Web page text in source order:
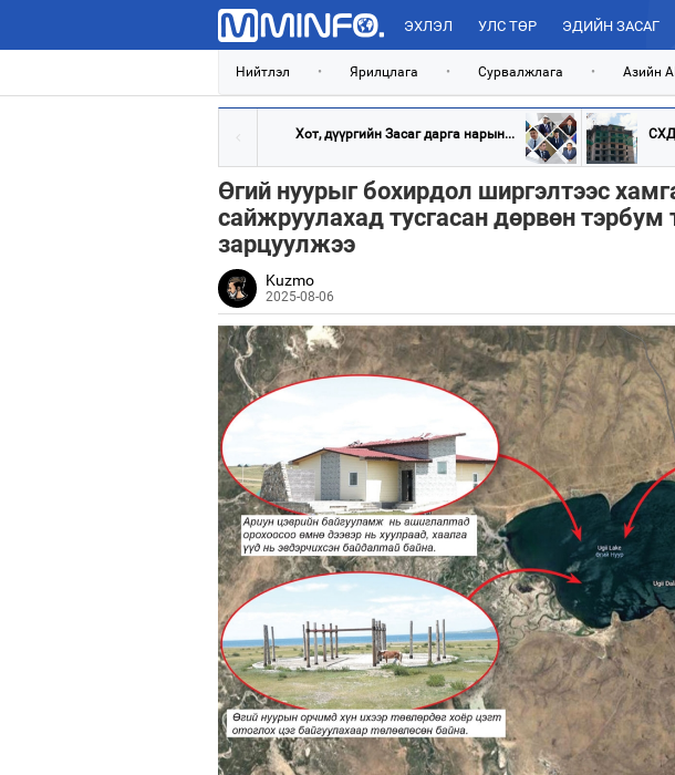
ЭХЛЭЛ УЛС ТӨР ЭДИЙН ЗАСАГ
Нийтлэл • Ярилцлага • Сурвалжлага • Азийн
Хот, дүүргийн Засаг дарга нарын...
Өгий нуурыг бохирдол ширгэлтээс
сайжруулахад тусгасан дөрвөн тэрбум
зарцуулжээ
Kuzmo
2025-08-06